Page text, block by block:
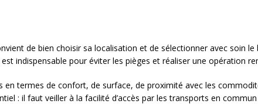
de bien choisir sa localisation et de sélectionner avec soin le
indispensable pour éviter les pièges et réaliser une opération
termes de confort, de surface, de proximité avec les
: il faut veiller à la facilité d’accès par les transports en